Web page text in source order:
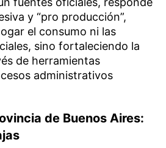
y “pro producción”,
el consumo ni las
sino fortaleciendo la
de herramientas
administrativos
de Buenos Aires: